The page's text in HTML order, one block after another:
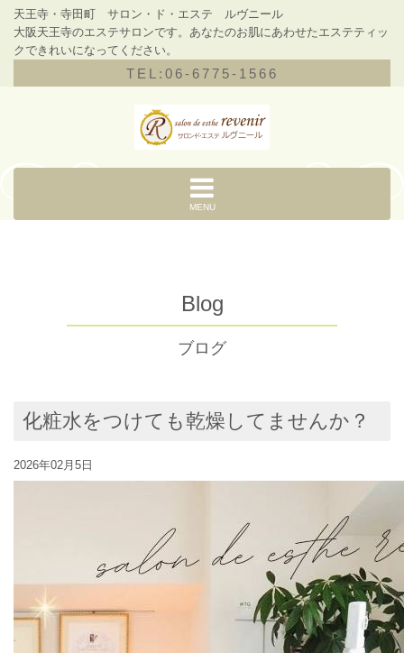
天王寺・寺田町 サロン・ド・エステ ルヴニール
大阪天王寺のエステサロンです。あなたのお肌にあわせたエステティッ
クできれいになってください。
TEL:06-6775-1566
MENU
Blog
ブログ
化粧水をつけても乾燥してませんか？
2026年02月5日